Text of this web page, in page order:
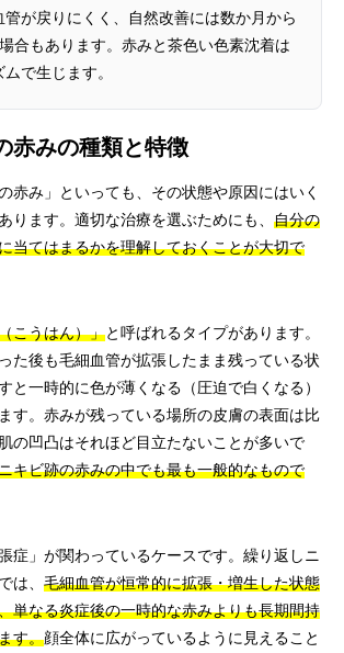
が戻りにくく、自然改善には数か月から
合もあります。赤みと茶色い色素沈着は
で生じます。
赤みの種類と特徴
赤み」といっても、その状態や原因にはいく
ります。適切な治療を選ぶためにも、 自分の
当てはまるかを理解しておくことが大切で
こうはん）」と呼ばれるタイプがあります。
た後も毛細血管が拡張したまま残っている状
と一時的に色が薄くなる（圧迫で白くなる）
す。赤みが残っている場所の皮膚の表面は比
の凹凸はそれほど目立たないことが多いで
キビ跡の赤みの中でも最も一般的なもので
症」が関わっているケースです。繰り返しニ
は、 毛細血管が恒常的に拡張・増生した状態
単なる炎症後の一時的な赤みよりも長期間持
す。顔全体に広がっているように見えること